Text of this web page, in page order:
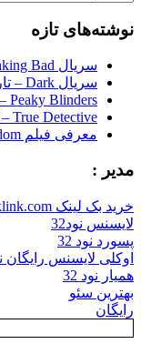
نوشته‌های تازه
سریال Breaking Bad – افسار گسیخته
سریال Dark – تاریک
Peaky Blinders – پیکی بلایندرز
True Detective – کاراگاه واقعی
معرفی فیلم The Last Kingdom – آخرین پادشاهی
مدیر :
خرید بک لینک behtarinbacklink.com
لایسنس نود32
پسورد نود 32
اوکلی لایسنس رایگان
همیار نود 32
بهترین سئو
رایگان